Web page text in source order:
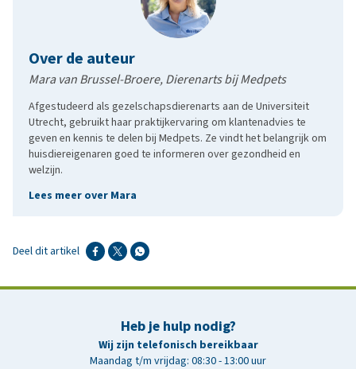
Over de auteur
Mara van Brussel-Broere, Dierenarts bij Medpets
Afgestudeerd als gezelschapsdierenarts aan de Universiteit
Utrecht, gebruikt haar praktijkervaring om klantenadvies te
geven en kennis te delen bij Medpets. Ze vindt het belangrijk om
huisdiereigenaren goed te informeren over gezondheid en
welzijn.
Lees meer over Mara
Deel dit artikel
Heb je hulp nodig?
Wij zijn telefonisch bereikbaar
Maandag t/m vrijdag: 08:30 - 13:00 uur